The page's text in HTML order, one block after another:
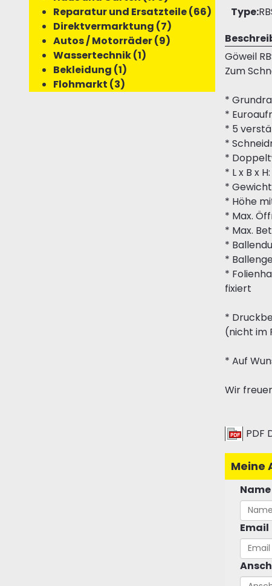
Reparatur und Ersatzteile (66)
Direktvermarktung (7)
Autos / Motorräder (9)
Wassertechnik (1)
Bekleidung (1)
Flohmarkt (3)
Type:
Göweil
Zum
*
*
* 5
*
*
* L x B x
*
* Höhe
* Max.
* Max.
*
*
*
fixiert
*
(nicht im
* Auf
Wir
PDF
Meine
Name
Email